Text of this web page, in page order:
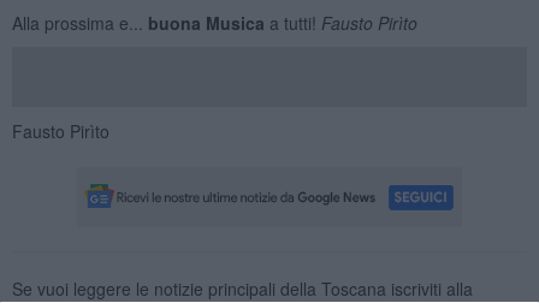
Alla prossima e... buona Musica a tutti! Fausto Pirìto
Fausto Pirìto
Se vuoi leggere le notizie principali della Toscana iscriviti alla